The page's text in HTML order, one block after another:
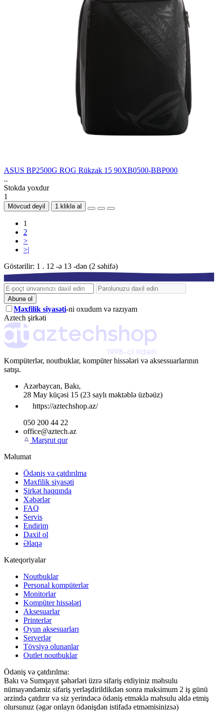
ASUS BP2500G ROG Rükzak 15 90XB0500-BBP000
..
Stokda yoxdur
1
Mövcud deyil 1 kliklə al
1
2
>
>|
Göstərilir: 1 . 12 -ə 13 -dən (2 səhifə)
Abunə ol
Məxfilik siyasəti-ni oxudum və razıyam
Aztech şirkəti
Kompüterlər, noutbuklar, kompüter hissələri və aksessuarlarının
satışı.
Azərbaycan, Bakı,
28 May küçəsi 15 (23 saylı məktəblə üzbəüz)
https://aztechshop.az/
050 200 44 22
office@aztech.az
Marşrut qur
Məlumat
Ödəniş və çatdırılma
Məxfilik siyasəti
Şirkət haqqında
Xəbərlər
FAQ
Servis
Endirim
Daxil ol
Əlaqə
Kateqoriyalar
Noutbuklar
Personal kompüterlər
Monitorlar
Kompüter hissələri
Aksesuarlar
Printerlər
Oyun aksesuarları
Serverlər
Tövsiyə olunanlar
Outlet noutbuklar
Ödəniş və çatdırılma:
Bakı və Sumqayıt şəhərləri üzrə sifariş etdiyiniz məhsulu
nümayəndəmiz sifariş yerləşdirildikdən sonra maksimum 2 iş günü
ərzində çatdırır və siz yerindəcə ödəniş etməklə məhsulu əldə etmiş
olursunuz (əgər onlayn ödənişdən istifadə etməmisinizsə)